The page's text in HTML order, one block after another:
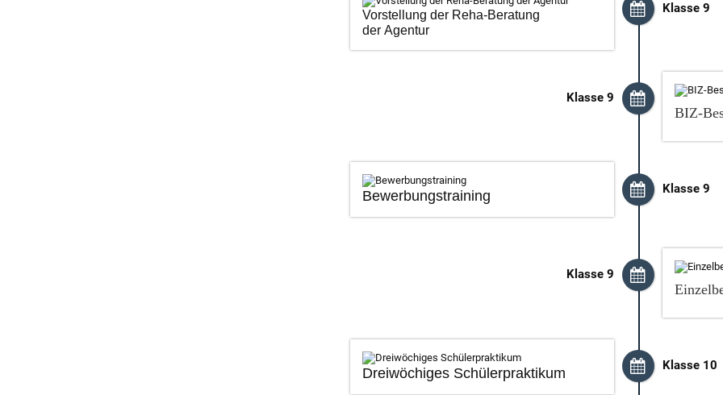
Klasse 9
Vorstellung der Reha-Beratung
der Agentur
Klasse 9
BIZ-
Klasse 9
Bewerbungstraining
Klasse 9
Klasse 10
Dreiwöchiges Schülerpraktikum